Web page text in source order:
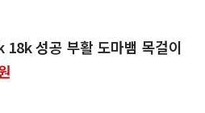
성공 부활 도마뱀 목걸이